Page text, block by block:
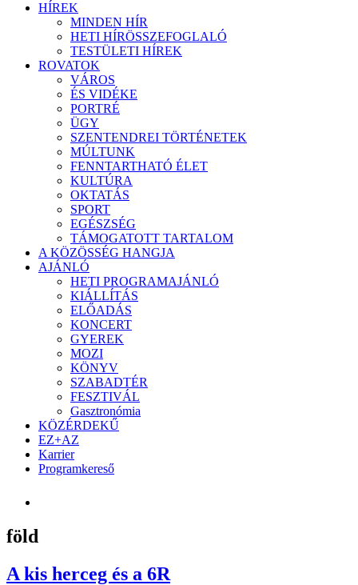
HÍREK
MINDEN HÍR
HETI HÍRÖSSZEFOGLALÓ
TESTÜLETI HÍREK
ROVATOK
VÁROS
ÉS VIDÉKE
PORTRÉ
ÜGY
SZENTENDREI TÖRTÉNETEK
MÚLTUNK
FENNTARTHATÓ ÉLET
KULTÚRA
OKTATÁS
SPORT
EGÉSZSÉG
TÁMOGATOTT TARTALOM
A KÖZÖSSÉG HANGJA
AJÁNLÓ
HETI PROGRAMAJÁNLÓ
KIÁLLÍTÁS
ELŐADÁS
KONCERT
GYEREK
MOZI
KÖNYV
SZABADTÉR
FESZTIVÁL
Gasztronómia
KÖZÉRDEKŰ
EZ+AZ
Karrier
Programkereső
föld
A kis herceg és a 6R